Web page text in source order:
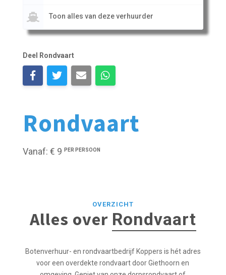
Rondvaart
Vanaf: € 9 PER PERSOON
Toon alles van deze verhuurder
Deel Rondvaart
OVERZICHT
Alles over Rondvaart
Botenverhuur- en rondvaartbedrijf Koppers is hét adres
voor een overdekte rondvaart door Giethoorn en